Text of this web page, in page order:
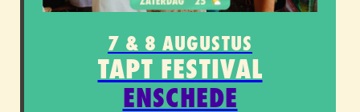
7 & 8 AUGUSTUS
TAPT FESTIVAL
ENSCHEDE